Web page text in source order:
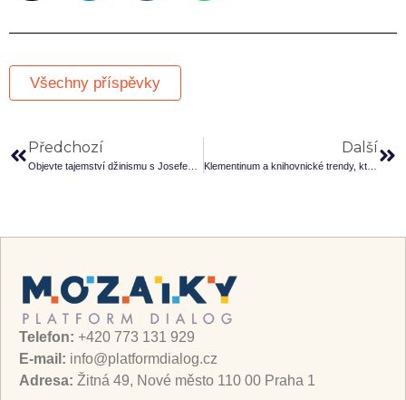
Všechny příspěvky
Předchozí Další
Klementinum a knihovnické trendy, které hýbou světem knih s Tomášem Foltýnem.
Telefon: +420 773 131 929
E-mail: info@platformdialog.cz
Adresa: Žitná 49, Nové město 110 00 Praha 1